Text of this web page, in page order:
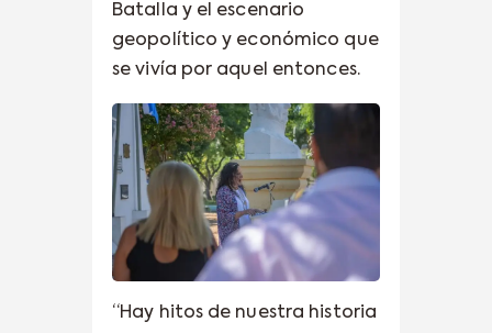
Batalla y el escenario
geopolítico y económico que
se vivía por aquel entonces.
“Hay hitos de nuestra historia